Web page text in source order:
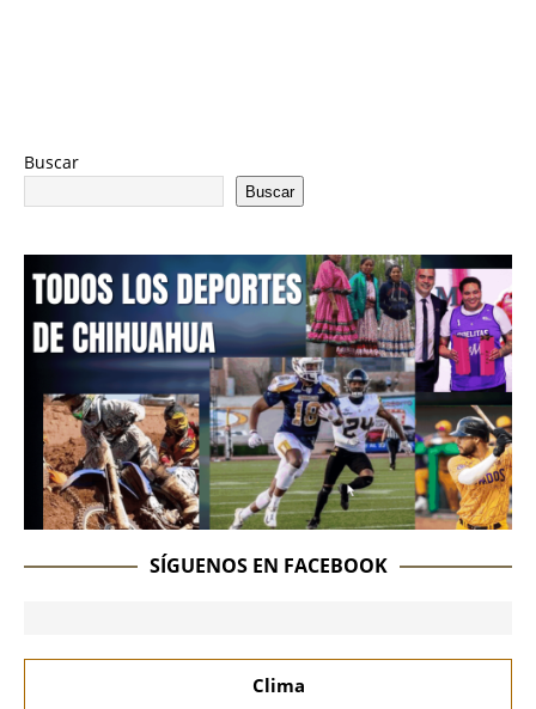
Buscar
Buscar
SÍGUENOS EN FACEBOOK
Clima